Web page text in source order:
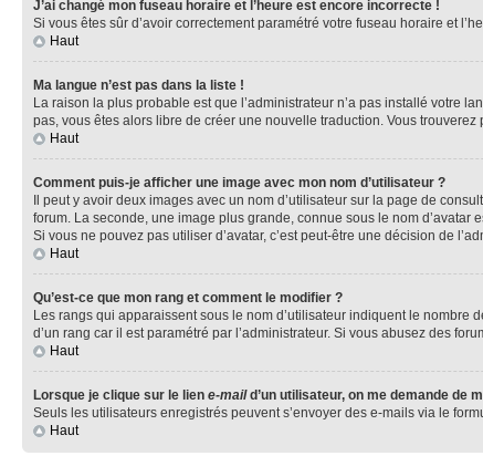
J’ai changé mon fuseau horaire et l’heure est encore incorrecte !
Si vous êtes sûr d’avoir correctement paramétré votre fuseau horaire et
Haut
Ma langue n’est pas dans la liste !
La raison la plus probable est que l’administrateur n’a pas installé votre
pas, vous êtes alors libre de créer une nouvelle traduction. Vous
Haut
Comment puis-je afficher une image avec mon nom d’utilisateur ?
Il peut y avoir deux images avec un nom d’utilisateur sur la page de
forum. La seconde, une image plus grande, connue sous le nom d’avatar
Si vous ne pouvez pas utiliser d’avatar, c’est peut-être une décision de
Haut
Qu’est-ce que mon rang et comment le modifier ?
Les rangs qui apparaissent sous le nom d’utilisateur indiquent le nombre
d’un rang car il est paramétré par l’administrateur. Si vous abusez des
Haut
Lorsque je clique sur le lien e-maild’un utilisateur, on me demande de
Seuls les utilisateurs enregistrés peuvent s’envoyer des e-mails via le
Haut